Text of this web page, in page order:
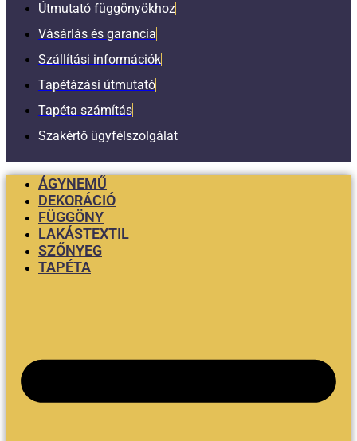
Útmutató függönyökhoz
Vásárlás és garancia
Szállítási információk
Tapétázási útmutató
Tapéta számítás
Szakértő ügyfélszolgálat
ÁGYNEMŰ
DEKORÁCIÓ
FÜGGÖNY
LAKÁSTEXTIL
SZŐNYEG
TAPÉTA